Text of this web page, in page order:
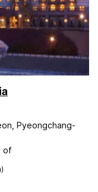
Pyeongchang-
of